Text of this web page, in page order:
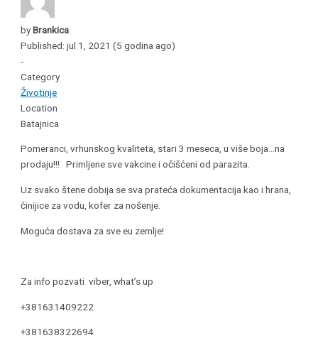
byBrankica
Published: jul 1, 2021 (5 godina ago)
-
Category
Životinje
Location
Batajnica
Pomeranci, vrhunskog kvaliteta, stari 3 meseca, u više boja…na
prodaju!!! Primljene sve vakcine i očišćeni od parazita.
Uz svako štene dobija se sva prateća dokumentacija kao i hrana,
činijice za vodu, kofer za nošenje.
Moguća dostava za sve eu zemlje!
Za info pozvati viber, what’s up
+381631409222
+381638322694